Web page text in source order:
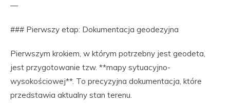
—
### Pierwszy etap: Dokumentacja geodezyjna
Pierwszym krokiem, w którym potrzebny jest geodeta,
jest przygotowanie tzw. **mapy sytuacyjno-
wysokościowej**. To precyzyjna dokumentacja, które
przedstawia aktualny stan terenu.